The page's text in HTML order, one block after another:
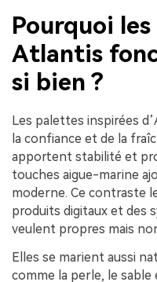
Pourquoi
Atlantis
si bien ?
Les palettes inspirées
la confiance et de la
apportent stabilité et
touches aigue-marine
moderne. Ce contraste
produits digitaux et des
veulent propres mais
Elles se marient aussi
comme la perle, le